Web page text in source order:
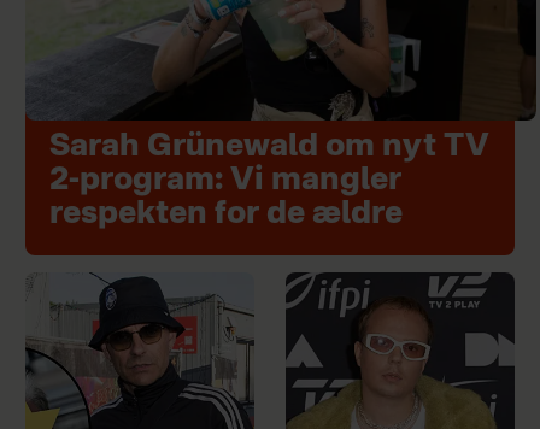
Sarah Grünewald om nyt TV
2-program: Vi mangler
respekten for de ældre